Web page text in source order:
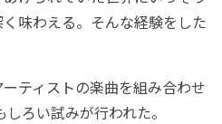
味わえる。そんな経験をした
ティストの楽曲を組み合わせ
ろい試みが行われた。